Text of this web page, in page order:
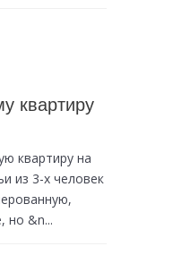
квартиру
квартиру на
из 3-х человек
но &n...